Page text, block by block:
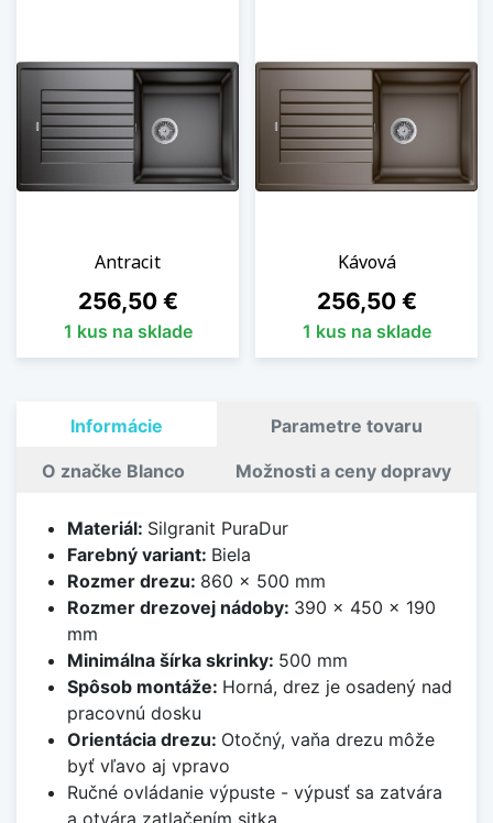
Antracit
Cena
256,50 €
1 kus na sklade
Kávová
Cena
256,50 €
1 kus na sklade
Informácie Parametre tovaru
O značke Blanco Možnosti a ceny dopravy
Materiál: Silgranit PuraDur
Farebný variant: Biela
Rozmer drezu: 860 x 500 mm
Rozmer drezovej nádoby: 390 x 450 x 190
mm
Minimálna šírka skrinky: 500 mm
Spôsob montáže: Horná, drez je osadený nad
pracovnú dosku
Orientácia drezu: Otočný, vaňa drezu môže
byť vľavo aj vpravo
Ručné ovládanie výpuste - výpusť sa zatvára